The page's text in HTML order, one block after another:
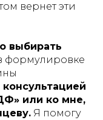
вернет эти
выбирать
формулировке
или ко мне,
Я помогу